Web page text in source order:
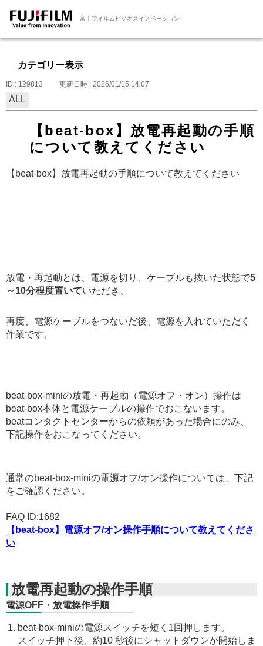
富士フイルムビジネスイノベーション
カテゴリー表示
ID : 129813 更新日時 : 2026/01/15 14:07
ALL
【beat-box】放電再起動の手順
について教えてください
【beat-box】放電再起動の手順について教えてください
放電・再起動とは、電源を切り、ケーブルも抜いた状態で5
～10分程度置いていただき、
再度、電源ケーブルをつないだ後、電源を入れていただく
作業です。
beat-box-miniの放電・再起動（電源オフ・オン）操作は
beat-box本体と電源ケーブルの操作でおこないます。
beatコンタクトセンターからの依頼があった場合にのみ、
下記操作をおこなってください。
通常のbeat-box-miniの電源オフ/オン操作については、下記
をご確認ください。
FAQ ID:1682
【beat-box】電源オフ/オン操作手順について教えてくださ
い
放電再起動の操作手順
電源OFF・放電操作手順
beat-box-miniの電源スイッチを短く1回押します。
スイッチ押下後、約10 秒後にシャットダウンが開始しま